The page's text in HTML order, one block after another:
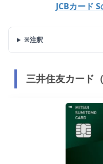
JCBカード
※注釈
三井住友カード